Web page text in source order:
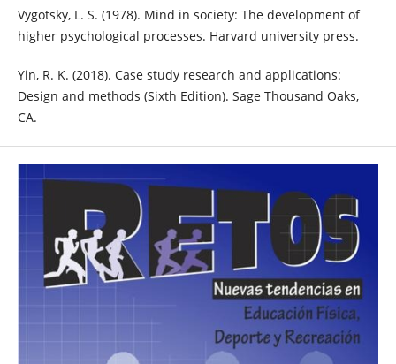
Vygotsky, L. S. (1978). Mind in society: The development of
higher psychological processes. Harvard university press.
Yin, R. K. (2018). Case study research and applications:
Design and methods (Sixth Edition). Sage Thousand Oaks,
CA.